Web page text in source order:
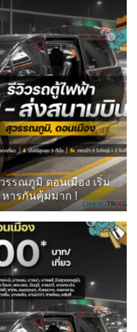
รรณภูมิ ดอนเมือง เริ่ม
หารกันคุ้มมาก !